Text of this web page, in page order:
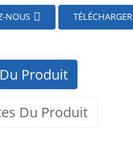
NOUS TÉLÉCHARGER
Produit
Du Produit